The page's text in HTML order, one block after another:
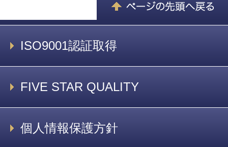
ISO9001認証取得
FIVE STAR QUALITY
個人情報保護方針